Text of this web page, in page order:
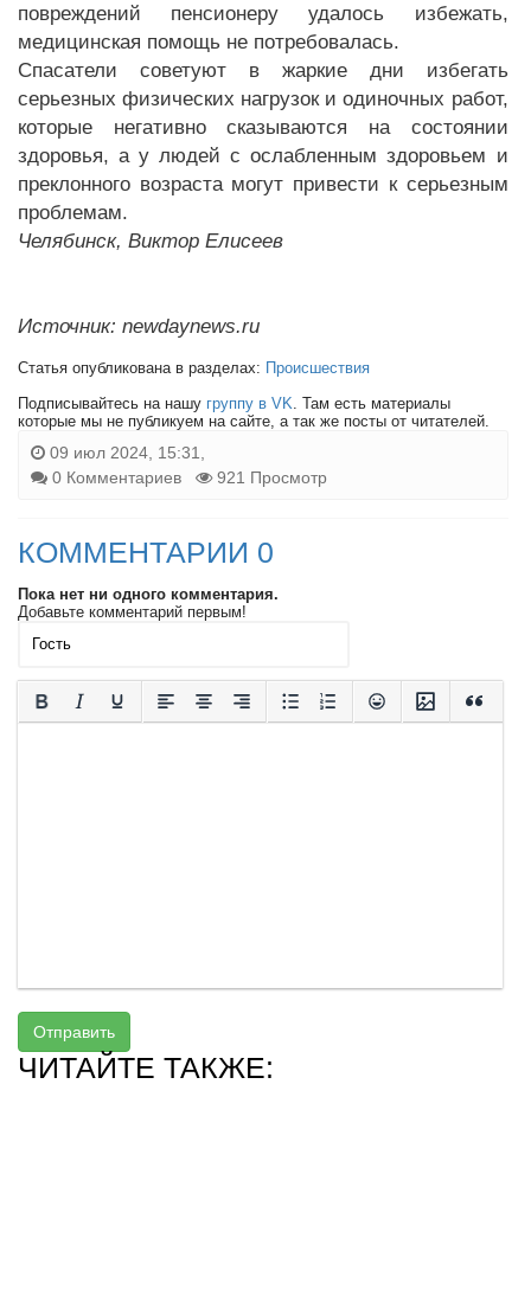
повреждений пенсионеру удалось избежать,
медицинская помощь не потребовалась.
Спасатели советуют в жаркие дни избегать
серьезных физических нагрузок и одиночных работ,
которые негативно сказываются на состоянии
здоровья, а у людей с ослабленным здоровьем и
преклонного возраста могут привести к серьезным
проблемам.
Челябинск, Виктор Елисеев
Источник: newdaynews.ru
Статья опубликована в разделах: Происшествия
Подписывайтесь на нашу группу в VK . Там есть материалы
которые мы не публикуем на сайте, а так же посты от читателей.
09 июл 2024, 15:31,
0 Комментариев
921 Просмотр
КОММЕНТАРИИ 0
Пока нет ни одного комментария.
Добавьте комментарий первым!
Отправить
ЧИТАЙТЕ ТАКЖЕ: